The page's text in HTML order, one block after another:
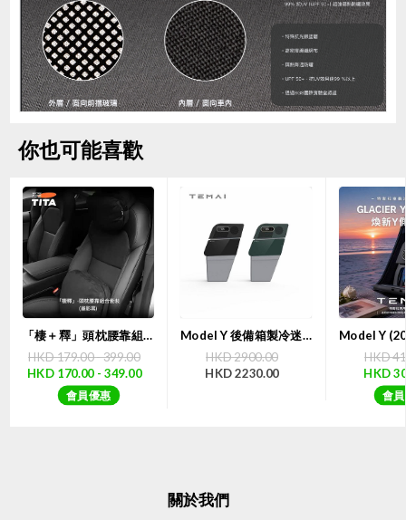
你也可能喜歡
「棲＋釋」頭枕腰靠組合套裝 | TITA
HKD 179.00 - 399.00
HKD 170.00 - 349.00
會員優惠
Model Y 後備箱製冷迷你雪櫃露營特麥小Y冰箱（二代）｜TEMAI 【7天購物保障】
HKD 2900.00
HKD 2230.00
HKD
HKD
會
關於我們